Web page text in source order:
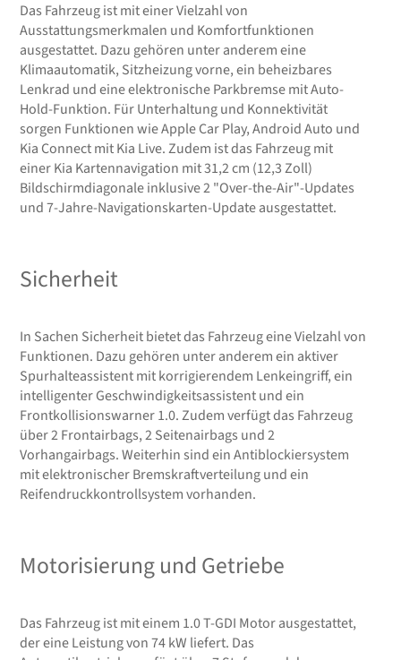
Das Fahrzeug ist mit einer Vielzahl von
Ausstattungsmerkmalen und Komfortfunktionen
ausgestattet. Dazu gehören unter anderem eine
Klimaautomatik, Sitzheizung vorne, ein beheizbares
Lenkrad und eine elektronische Parkbremse mit Auto-
Hold-Funktion. Für Unterhaltung und Konnektivität
sorgen Funktionen wie Apple Car Play, Android Auto und
Kia Connect mit Kia Live. Zudem ist das Fahrzeug mit
einer Kia Kartennavigation mit 31,2 cm (12,3 Zoll)
Bildschirmdiagonale inklusive 2 "Over-the-Air"-Updates
und 7-Jahre-Navigationskarten-Update ausgestattet.
Sicherheit
In Sachen Sicherheit bietet das Fahrzeug eine Vielzahl von
Funktionen. Dazu gehören unter anderem ein aktiver
Spurhalteassistent mit korrigierendem Lenkeingriff, ein
intelligenter Geschwindigkeitsassistent und ein
Frontkollisionswarner 1.0. Zudem verfügt das Fahrzeug
über 2 Frontairbags, 2 Seitenairbags und 2
Vorhangairbags. Weiterhin sind ein Antiblockiersystem
mit elektronischer Bremskraftverteilung und ein
Reifendruckkontrollsystem vorhanden.
Motorisierung und Getriebe
Das Fahrzeug ist mit einem 1.0 T-GDI Motor ausgestattet,
der eine Leistung von 74 kW liefert. Das